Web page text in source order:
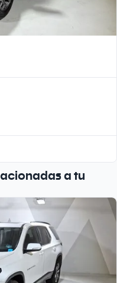
a tu